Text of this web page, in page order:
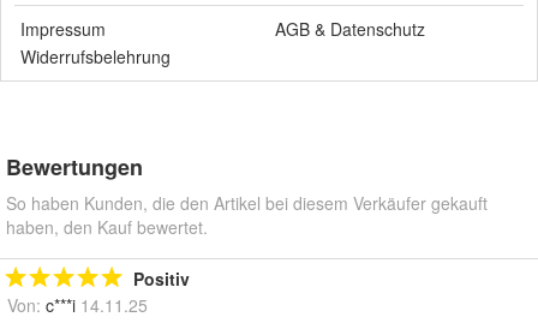
Impressum
AGB & Datenschutz
Widerrufsbelehrung
Bewertungen
So haben Kunden, die den Artikel bei diesem Verkäufer gekauft
haben, den Kauf bewertet.
Positiv
Von: c***i 14.11.25